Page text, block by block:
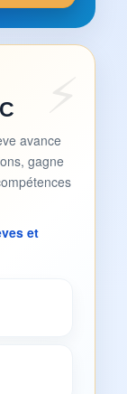
avance
gagne
et